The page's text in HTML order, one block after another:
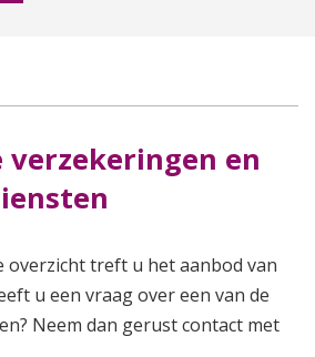
en
overzicht treft u het aanbod van
u een vraag over een van de
Neem dan gerust contact met